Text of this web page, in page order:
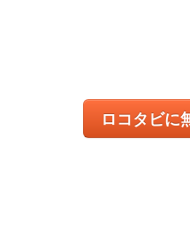
ロコタビに